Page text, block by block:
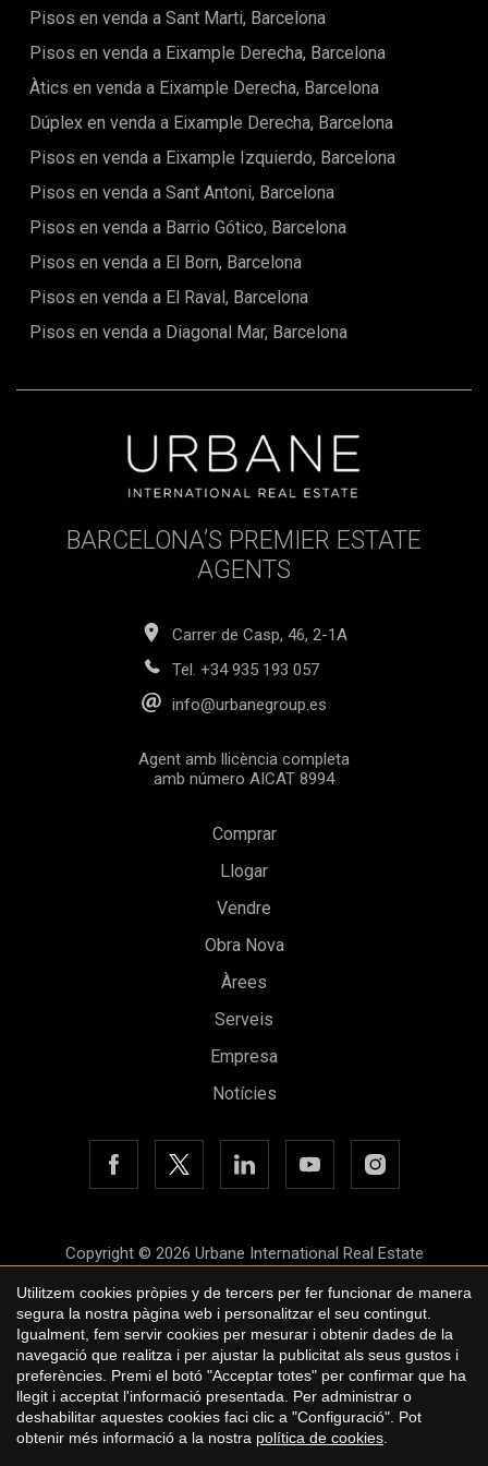
sistema de videovigilànciaUna propietat equilibrada que
combina disseny contemporani, eficiència energètica i
confort, situada en un dels desenvolupaments residencials
Pisos en venda a Sant Marti, Barcelona
Pisos en venda a Eixample Derecha, Barcelona
Àtics en venda a Eixample Derecha, Barcelona
Dúplex en venda a Eixample Derecha, Barcelona
Pisos en venda a Eixample Izquierdo, Barcelona
Pisos en venda a Sant Antoni, Barcelona
Pisos en venda a Barrio Gótico, Barcelona
Pisos en venda a El Born, Barcelona
Pisos en venda a El Raval, Barcelona
Pisos en venda a Diagonal Mar, Barcelona
BARCELONA’S PREMIER ESTATE
AGENTS
Carrer de Casp, 46, 2-1A
Tel. +34 935 193 057
info@urbanegroup.es
Agent amb llicència completa
amb número AICAT 8994
Comprar
Llogar
Vendre
Obra Nova
Àrees
Serveis
Empresa
Notícies
Copyright © 2026 Urbane International Real Estate
Avís legal
Política de privacitat
Polí­tica de cookies
byiEstrategic
Utilitzem cookies pròpies y de tercers per fer funcionar de manera
segura la nostra pàgina web i personalitzar el seu contingut.
Igualment, fem servir cookies per mesurar i obtenir dades de la
navegació que realitza i per ajustar la publicitat als seus gustos i
preferències. Premi el botó "Acceptar totes" per confirmar que ha
llegit i acceptat l'informació presentada. Per administrar o
deshabilitar aquestes cookies faci clic a "Configuració". Pot
obtenir més informació a la nostra política de cookies
Guardar configuració Acceptar totes